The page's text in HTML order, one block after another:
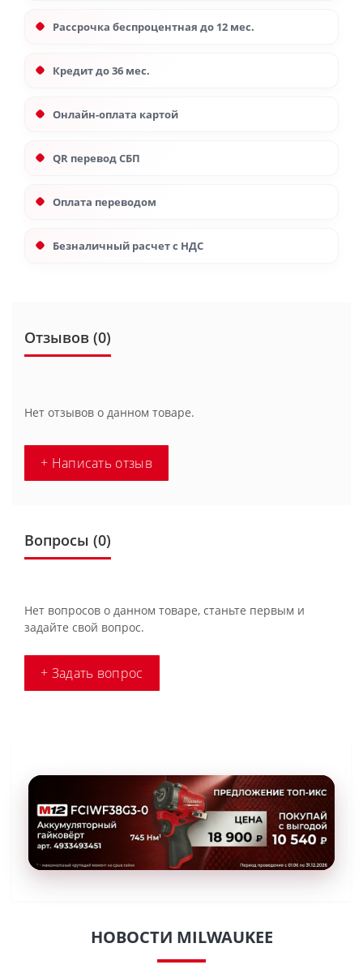
Рассрочка беспроцентная до 12 мес.
Кредит до 36 мес.
Онлайн-оплата картой
QR перевод СБП
Оплата переводом
Безналичный расчет с НДС
Отзывов (0)
Нет отзывов о данном товаре.
+ Написать отзыв
Вопросы (0)
Нет вопросов о данном товаре, станьте первым и
задайте свой вопрос.
+ Задать вопрос
НОВОСТИ MILWAUKEE